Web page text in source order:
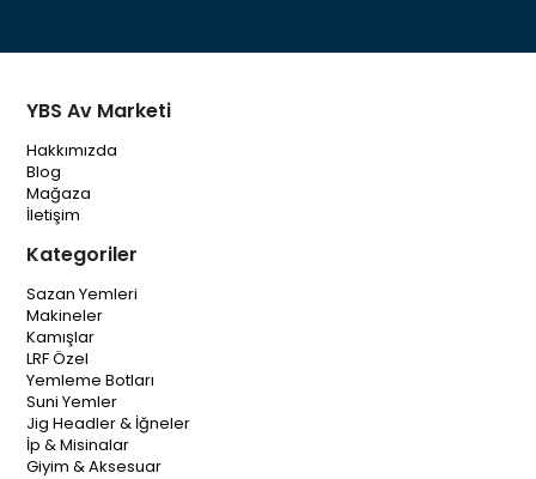
YBS Av Marketi
Hakkımızda
Blog
Mağaza
İletişim
Kategoriler
Sazan Yemleri
Makineler
Kamışlar
LRF Özel
Yemleme Botları
Suni Yemler
Jig Headler & İğneler
İp & Misinalar
Giyim & Aksesuar